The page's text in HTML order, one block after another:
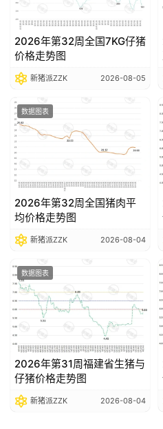
今
日
猪
价
2026年第32周全国7KG仔猪
价格走势图
新猪派ZZK 2026-08-05
数据图表
2026年第32周全国猪肉平
均价格走势图
新猪派ZZK 2026-08-04
数据图表
2026年第31周福建省生猪与
仔猪价格走势图
新猪派ZZK 2026-08-04